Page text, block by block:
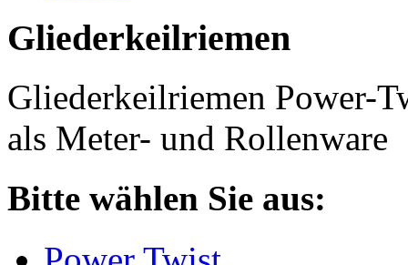
Gliederkeilriemen
Gliederkeilriemen Power-
als Meter- und Rollenware
Bitte wählen Sie aus: